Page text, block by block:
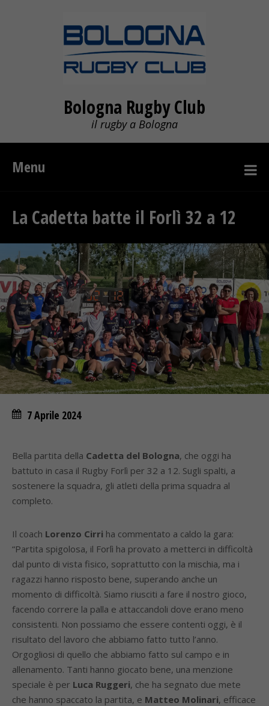
Bologna Rugby Club
il rugby a Bologna
Menu
La Cadetta batte il Forlì 32 a 12
7 Aprile 2024
Bella partita della Cadetta del Bologna, che oggi ha
battuto in casa il Rugby Forlì per 32 a 12. Sugli spalti, a
sostenere la squadra, gli atleti della prima squadra al
completo.
Il coach Lorenzo Cirri ha commentato a caldo la gara:
“Partita spigolosa, il Forlì ha provato a metterci in difficoltà
dal punto di vista fisico, soprattutto con la mischia, ma i
ragazzi hanno risposto bene, superando anche un
momento di difficoltà. Siamo riusciti a fare il nostro gioco,
facendo correre la palla e attaccandoli dove erano meno
consistenti. Non possiamo che essere contenti oggi, è il
risultato del lavoro che abbiamo fatto tutto l’anno.
Orgogliosi di quello che abbiamo fatto sul campo e in
allenamento. Tanti hanno giocato bene, una menzione
speciale è per Luca Ruggeri, che ha segnato due mete
che hanno spaccato la partita, e Matteo Molinari, efficace